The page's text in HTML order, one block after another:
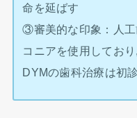
命を延ばす
③審美的な印象：人
コニアを使用してお
DYMの歯科治療は初